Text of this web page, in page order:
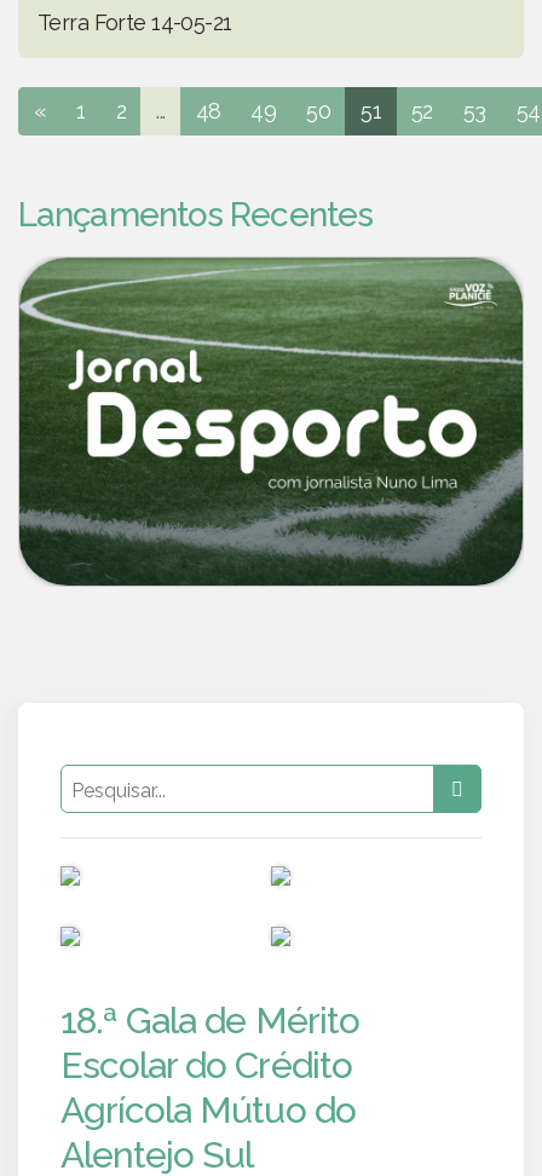
Terra Forte 14-05-21
« 1 2 ... 48 49 50 51 52 53 54
Lançamentos Recentes
18.ª Gala de Mérito
Escolar do Crédito
Agrícola Mútuo do
Alentejo Sul